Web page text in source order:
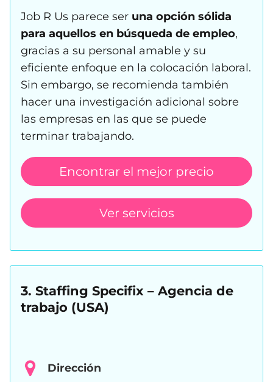
Job R Us parece ser una opción sólida
para aquellos en búsqueda de empleo,
gracias a su personal amable y su
eficiente enfoque en la colocación laboral.
Sin embargo, se recomienda también
hacer una investigación adicional sobre
las empresas en las que se puede
terminar trabajando.
Encontrar el mejor precio
Ver servicios
3. Staffing Specifix – Agencia de
trabajo (USA)
Dirección